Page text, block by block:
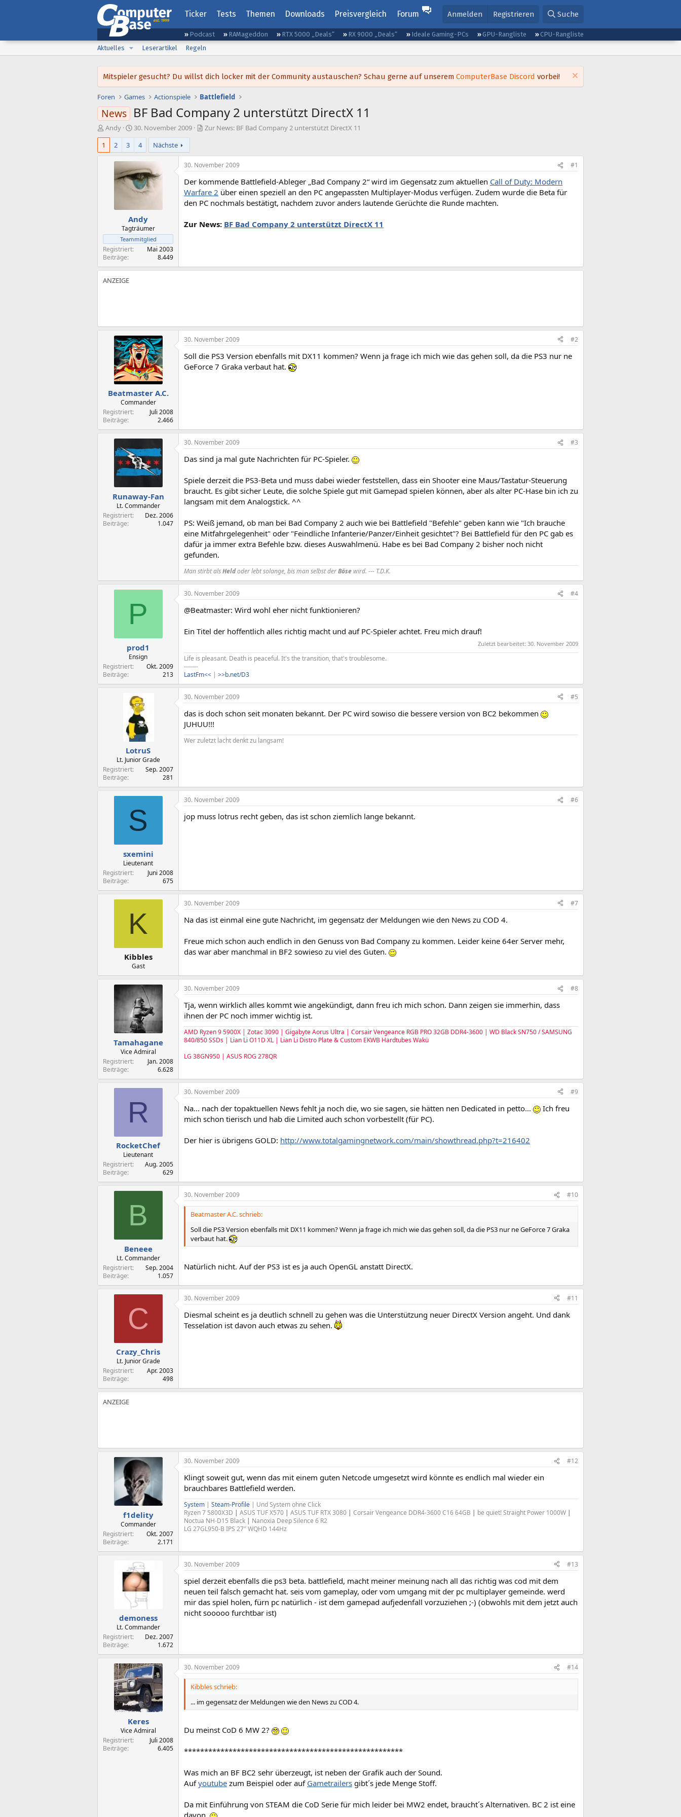
Ticker Tests Themen Downloads Preisvergleich Forum Anmelden Registrieren Suche
Podcast RAMageddon RTX 5000 „Deals“ RX 9000 „Deals“ Ideale Gaming-PCs GPU-Rangliste
CPU-Rangliste
Aktuelles
Leserartikel Regeln
Mitspieler gesucht? Du willst dich locker mit der Community austauschen? Schau gerne auf unserem ComputerBase Discord vorbei!
Foren Games Actionspiele Battlefield
News BF Bad Company 2 unterstützt DirectX 11
E
r
t
Andy
E
r
t
e
l
l
t
m
30. November 2009
Zur News: BF Bad Company 2 unterstützt DirectX 11
1
2 3 4 Nächste
Andy
Tagträumer
Teammitglied
Registriert
Mai 2003
Beiträge
8.449
30. November 2009 #1
Der kommende Battlefield-Ableger „Bad Company 2“ wird im Gegensatz zum aktuellen Call of Duty: Modern
Warfare 2 über einen speziell an den PC angepassten Multiplayer-Modus verfügen. Zudem wurde die Beta für
den PC nochmals bestätigt, nachdem zuvor anders lautende Gerüchte die Runde machten.
Zur News: BF Bad Company 2 unterstützt DirectX 11
Beatmaster A.C.
Commander
Registriert
Juli 2008
Beiträge
2.466
30. November 2009 #2
Soll die PS3 Version ebenfalls mit DX11 kommen? Wenn ja frage ich mich wie das gehen soll, da die PS3 nur ne
GeForce 7 Graka verbaut hat.
Runaway-Fan
Lt. Commander
Registriert
Dez. 2006
Beiträge
1.047
30. November 2009 #3
Das sind ja mal gute Nachrichten für PC-Spieler.
Spiele derzeit die PS3-Beta und muss dabei wieder feststellen, dass ein Shooter eine Maus/Tastatur-Steuerung
braucht. Es gibt sicher Leute, die solche Spiele gut mit Gamepad spielen können, aber als alter PC-Hase bin ich zu
langsam mit dem Analogstick. ^^
PS: Weiß jemand, ob man bei Bad Company 2 auch wie bei Battlefield "Befehle" geben kann wie "Ich brauche
eine Mitfahrgelegenheit" oder "Feindliche Infanterie/Panzer/Einheit gesichtet"? Bei Battlefield für den PC gab es
dafür ja immer extra Befehle bzw. dieses Auswahlmenü. Habe es bei Bad Company 2 bisher noch nicht
gefunden.
Man stirbt alsHeldoder lebt solange, bis man selbst derBösewird. --- T.D.K.
P
prod1
Ensign
Registriert
Okt. 2009
Beiträge
213
30. November 2009 #4
@Beatmaster: Wird wohl eher nicht funktionieren?
Ein Titel der hoffentlich alles richtig macht und auf PC-Spieler achtet. Freu mich drauf!
Zuletzt bearbeitet: 30. November 2009
Life is pleasant. Death is peaceful. It's the transition, that's troublesome.
-------
LastFm<< | >>b.net/D3
LotruS
Lt. Junior Grade
Registriert
Sep. 2007
Beiträge
281
30. November 2009 #5
das is doch schon seit monaten bekannt. Der PC wird sowiso die bessere version von BC2 bekommen
JUHUU!!!
Wer zuletzt lacht denkt zu langsam!
S
sxemini
Lieutenant
Registriert
Juni 2008
Beiträge
675
30. November 2009 #6
jop muss lotrus recht geben, das ist schon ziemlich lange bekannt.
K
Kibbles
Gast
30. November 2009 #7
Na das ist einmal eine gute Nachricht, im gegensatz der Meldungen wie den News zu COD 4.
Freue mich schon auch endlich in den Genuss von Bad Company zu kommen. Leider keine 64er Server mehr,
das war aber manchmal in BF2 sowieso zu viel des Guten.
Tamahagane
Vice Admiral
Registriert
Jan. 2008
Beiträge
6.628
30. November 2009 #8
Tja, wenn wirklich alles kommt wie angekündigt, dann freu ich mich schon. Dann zeigen sie immerhin, dass
ihnen der PC noch immer wichtig ist.
AMD Ryzen 9 5900X | Zotac 3090 | Gigabyte Aorus Ultra | Corsair Vengeance RGB PRO 32GB DDR4-3600 | WD Black SN750 / SAMSUNG
840/850 SSDs | Lian Li O11D XL | Lian Li Distro Plate & Custom EKWB Hardtubes Wakü
LG 38GN950 | ASUS ROG 278QR
R
RocketChef
Lieutenant
Registriert
Aug. 2005
Beiträge
629
30. November 2009 #9
Na... nach der topaktuellen News fehlt ja noch die, wo sie sagen, sie hätten nen Dedicated in petto...
Ich freu
mich schon tierisch und hab die Limited auch schon vorbestellt (für PC).
Der hier is übrigens GOLD: http://www.totalgamingnetwork.com/main/showthread.php?t=216402
B
Beneee
Lt. Commander
Registriert
Sep. 2004
Beiträge
1.057
30. November 2009 #10
Beatmaster A.C. schrieb:
Soll die PS3 Version ebenfalls mit DX11 kommen? Wenn ja frage ich mich wie das gehen soll, da die PS3 nur ne GeForce 7 Graka
verbaut hat.
Natürlich nicht. Auf der PS3 ist es ja auch OpenGL anstatt DirectX.
C
Crazy_Chris
Lt. Junior Grade
Registriert
Apr. 2003
Beiträge
498
30. November 2009 #11
Diesmal scheint es ja deutlich schnell zu gehen was die Unterstützung neuer DirectX Version angeht. Und dank
Tesselation ist davon auch etwas zu sehen.
f1delity
Commander
Registriert
Okt. 2007
Beiträge
2.171
30. November 2009 #12
Klingt soweit gut, wenn das mit einem guten Netcode umgesetzt wird könnte es endlich mal wieder ein
brauchbares Battlefield werden.
System | Steam-Profile | Und System ohne Click
Ryzen 7 5800X3D | ASUS TUF X570 | ASUS TUF RTX 3080 | Corsair Vengeance DDR4-3600 C16 64GB | be quiet! Straight Power 1000W |
Noctua NH-D15 Black | Nanoxia Deep Silence 6 R2
LG 27GL950-B IPS 27″ WQHD 144Hz
demoness
Lt. Commander
Registriert
Dez. 2007
Beiträge
1.672
30. November 2009 #13
spiel derzeit ebenfalls die ps3 beta. battlefield, macht meiner meinung nach all das richtig was cod mit dem
neuen teil falsch gemacht hat. seis vom gameplay, oder vom umgang mit der pc multiplayer gemeinde. werd
mir das spiel holen, fürn pc natürlich - ist dem gamepad aufjedenfall vorzuziehen ;-) (obwohls mit dem jetzt auch
nicht sooooo furchtbar ist)
Keres
Vice Admiral
Registriert
Juli 2008
Beiträge
6.405
30. November 2009 #14
Kibbles schrieb:
... im gegensatz der Meldungen wie den News zu COD 4.
Du meinst CoD 6 MW 2?
******************************************************
Was mich an BF BC2 sehr überzeugt, ist neben der Grafik auch der Sound.
Aufyoutube zum Beispiel oder auf Gametrailers gibt´s jede Menge Stoff.
Da mit Einführung von STEAM die CoD Serie für mich leider bei MW2 endet, braucht´s Alternativen. BC 2 ist eine
davon.